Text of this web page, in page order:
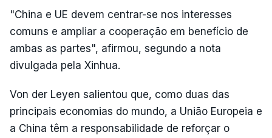
"China e UE devem centrar-se nos interesses
comuns e ampliar a cooperação em benefício de
ambas as partes", afirmou, segundo a nota
divulgada pela Xinhua.
Von der Leyen salientou que, como duas das
principais economias do mundo, a União Europeia e
a China têm a responsabilidade de reforçar o